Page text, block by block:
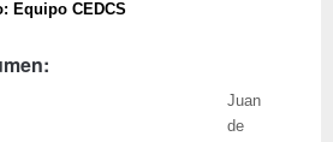
Equipo CEDCS
Juan
de